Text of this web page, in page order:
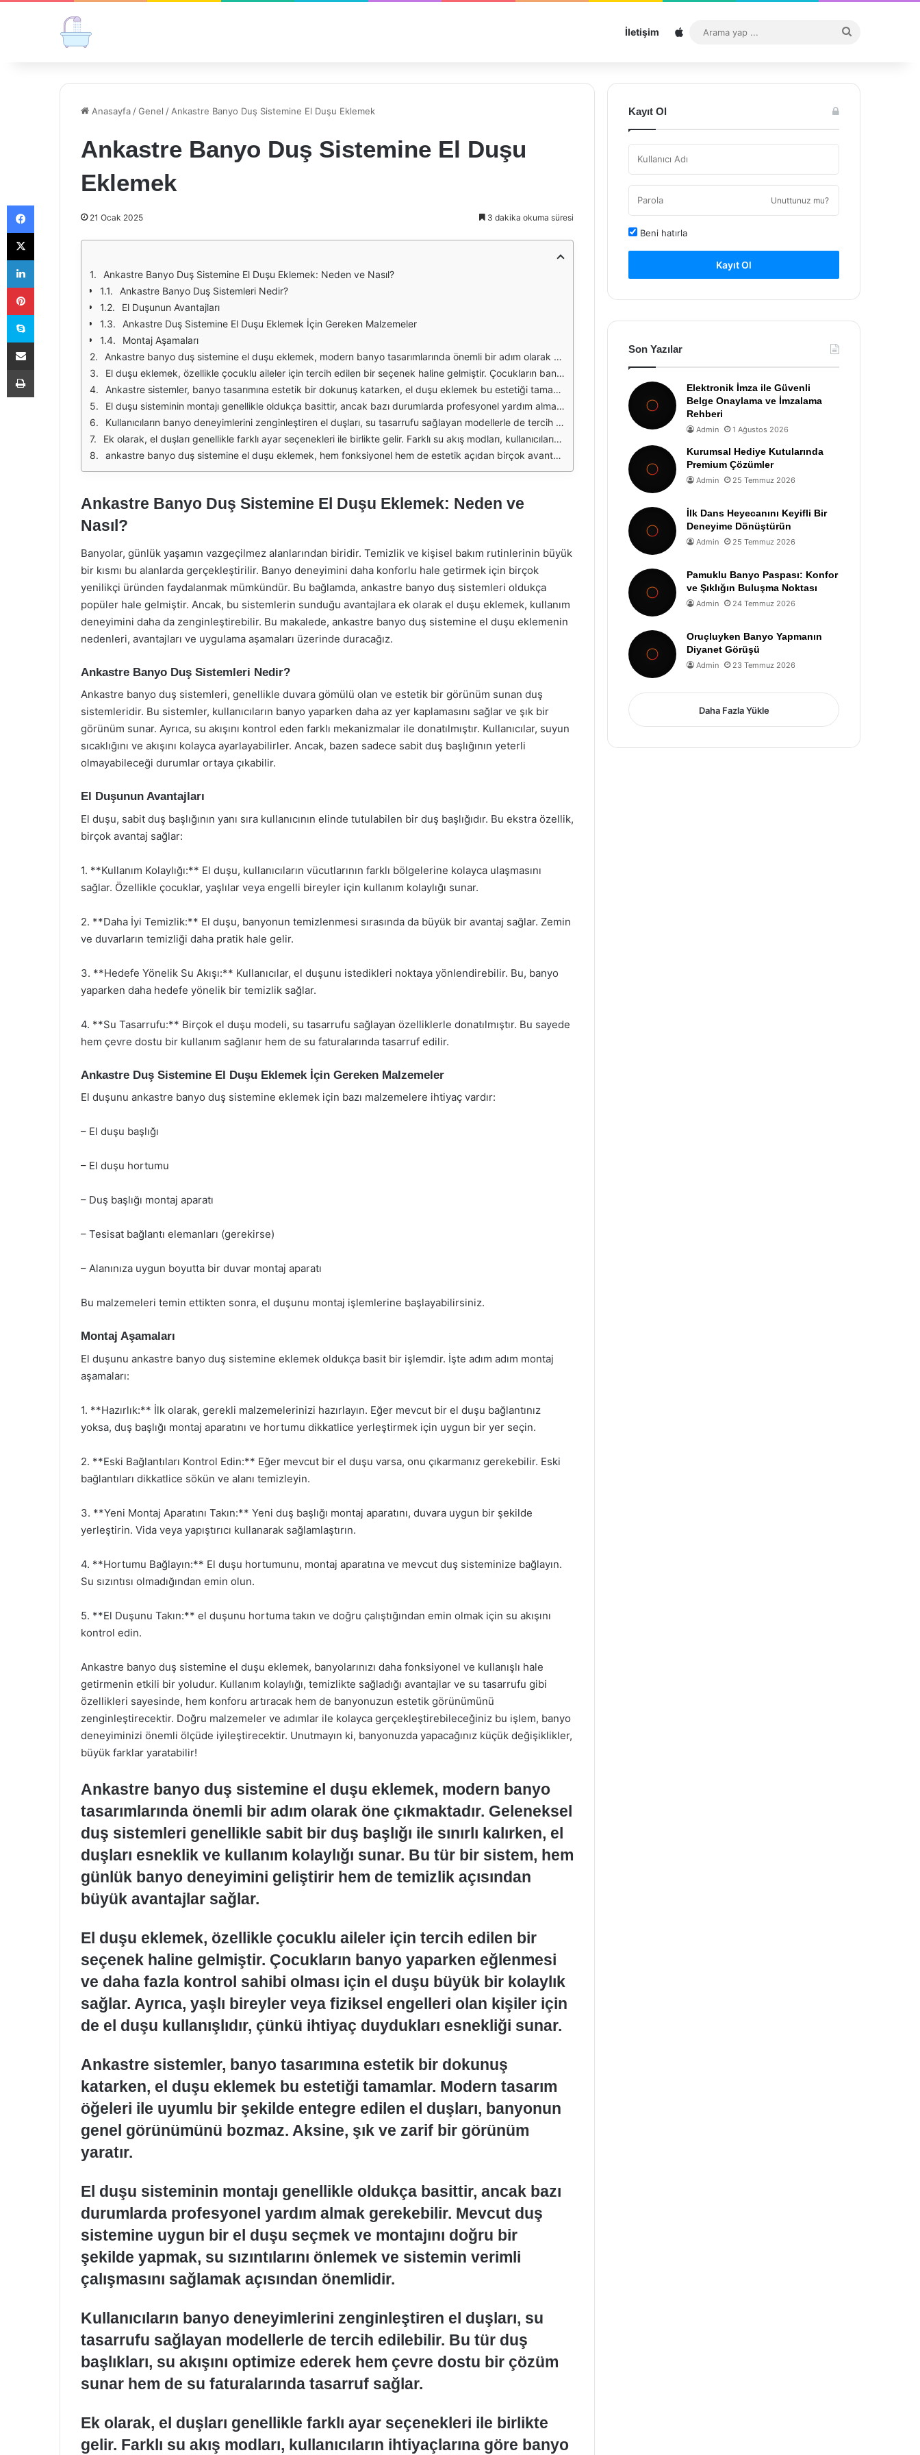
İletişim Sitemap
...
Anasayfa /Genel / Ankastre Banyo Duş Sistemine El Duşu Eklemek
Ankastre Banyo Duş Sistemine El Duşu
Eklemek
21 Ocak 2025 3 dakika okuma süresi
Ankastre Banyo Duş Sistemine El Duşu Eklemek: Neden ve Nasıl?
Ankastre Banyo Duş Sistemleri Nedir?
El Duşunun Avantajları
Ankastre Duş Sistemine El Duşu Eklemek İçin Gereken Malzemeler
Montaj Aşamaları
Ankastre banyo duş sistemine el duşu eklemek, modern banyo tasarımlarında önemli bir adım olarak öne çıkmaktadır. Geleneksel duş sistemleri genellikle sabit bir duş başlığı ile sınırlı kalırken, el duşları esneklik ve kullanım kolaylığı sunar. Bu tür bir sistem, hem günlük banyo deneyimini geliştirir hem de temizlik açısından büyük avantajlar sağlar.
El duşu eklemek, özellikle çocuklu aileler için tercih edilen bir seçenek haline gelmiştir. Çocukların banyo yaparken eğlenmesi ve daha fazla kontrol sahibi olması için el duşu büyük bir kolaylık sağlar. Ayrıca, yaşlı bireyler veya fiziksel engelleri olan kişiler için de el duşu kullanışlıdır, çünkü ihtiyaç duydukları esnekliği sunar.
Ankastre sistemler, banyo tasarımına estetik bir dokunuş katarken, el duşu eklemek bu estetiği tamamlar. Modern tasarım öğeleri ile uyumlu bir şekilde entegre edilen el duşları, banyonun genel görünümünü bozmaz. Aksine, şık ve zarif bir görünüm yaratır.
El duşu sisteminin montajı genellikle oldukça basittir, ancak bazı durumlarda profesyonel yardım almak gerekebilir. Mevcut duş sistemine uygun bir el duşu seçmek ve montajını doğru bir şekilde yapmak, su sızıntılarını önlemek ve sistemin verimli çalışmasını sağlamak açısından önemlidir.
Kullanıcıların banyo deneyimlerini zenginleştiren el duşları, su tasarrufu sağlayan modellerle de tercih edilebilir. Bu tür duş başlıkları, su akışını optimize ederek hem çevre dostu bir çözüm sunar hem de su faturalarında tasarruf sağlar.
Ek olarak, el duşları genellikle farklı ayar seçenekleri ile birlikte gelir. Farklı su akış modları, kullanıcıların ihtiyaçlarına göre banyo yapma deneyimlerini kişiselleştirmelerine olanak tanır. Bu, banyo sırasında rahatlama ve yenilenme hissini artırır.
ankastre banyo duş sistemine el duşu eklemek, hem fonksiyonel hem de estetik açıdan birçok avantaj sunar. Kullanım kolaylığı, esneklik ve tasarruf gibi özellikleri ile banyo deneyimini geliştiren bu sistem, modern banyoların vazgeçilmez bir parçası haline gelmiştir.
Ankastre Banyo Duş Sistemine El Duşu Eklemek: Neden ve
Nasıl?
Banyolar, günlük yaşamın vazgeçilmez alanlarından biridir. Temizlik ve kişisel bakım rutinlerinin büyük
bir kısmı bu alanlarda gerçekleştirilir. Banyo deneyimini daha konforlu hale getirmek için birçok
yenilikçi üründen faydalanmak mümkündür. Bu bağlamda, ankastre banyo duş sistemleri oldukça
popüler hale gelmiştir. Ancak, bu sistemlerin sunduğu avantajlara ek olarak el duşu eklemek, kullanım
deneyimini daha da zenginleştirebilir. Bu makalede, ankastre banyo duş sistemine el duşu eklemenin
nedenleri, avantajları ve uygulama aşamaları üzerinde duracağız.
Ankastre Banyo Duş Sistemleri Nedir?
Ankastre banyo duş sistemleri, genellikle duvara gömülü olan ve estetik bir görünüm sunan duş
sistemleridir. Bu sistemler, kullanıcıların banyo yaparken daha az yer kaplamasını sağlar ve şık bir
görünüm sunar. Ayrıca, su akışını kontrol eden farklı mekanizmalar ile donatılmıştır. Kullanıcılar, suyun
sıcaklığını ve akışını kolayca ayarlayabilirler. Ancak, bazen sadece sabit duş başlığının yeterli
olmayabileceği durumlar ortaya çıkabilir.
El Duşunun Avantajları
El duşu, sabit duş başlığının yanı sıra kullanıcının elinde tutulabilen bir duş başlığıdır. Bu ekstra özellik,
birçok avantaj sağlar:
1. **Kullanım Kolaylığı:** El duşu, kullanıcıların vücutlarının farklı bölgelerine kolayca ulaşmasını
sağlar. Özellikle çocuklar, yaşlılar veya engelli bireyler için kullanım kolaylığı sunar.
2. **Daha İyi Temizlik:** El duşu, banyonun temizlenmesi sırasında da büyük bir avantaj sağlar. Zemin
ve duvarların temizliği daha pratik hale gelir.
3. **Hedefe Yönelik Su Akışı:** Kullanıcılar, el duşunu istedikleri noktaya yönlendirebilir. Bu, banyo
yaparken daha hedefe yönelik bir temizlik sağlar.
4. **Su Tasarrufu:** Birçok el duşu modeli, su tasarrufu sağlayan özelliklerle donatılmıştır. Bu sayede
hem çevre dostu bir kullanım sağlanır hem de su faturalarında tasarruf edilir.
Ankastre Duş Sistemine El Duşu Eklemek İçin Gereken Malzemeler
El duşunu ankastre banyo duş sistemine eklemek için bazı malzemelere ihtiyaç vardır:
– El duşu başlığı
– El duşu hortumu
– Duş başlığı montaj aparatı
– Tesisat bağlantı elemanları (gerekirse)
– Alanınıza uygun boyutta bir duvar montaj aparatı
Bu malzemeleri temin ettikten sonra, el duşunu montaj işlemlerine başlayabilirsiniz.
Montaj Aşamaları
El duşunu ankastre banyo duş sistemine eklemek oldukça basit bir işlemdir. İşte adım adım montaj
aşamaları:
1. **Hazırlık:** İlk olarak, gerekli malzemelerinizi hazırlayın. Eğer mevcut bir el duşu bağlantınız
yoksa, duş başlığı montaj aparatını ve hortumu dikkatlice yerleştirmek için uygun bir yer seçin.
2. **Eski Bağlantıları Kontrol Edin:** Eğer mevcut bir el duşu varsa, onu çıkarmanız gerekebilir. Eski
bağlantıları dikkatlice sökün ve alanı temizleyin.
3. **Yeni Montaj Aparatını Takın:** Yeni duş başlığı montaj aparatını, duvara uygun bir şekilde
yerleştirin. Vida veya yapıştırıcı kullanarak sağlamlaştırın.
4. **Hortumu Bağlayın:** El duşu hortumunu, montaj aparatına ve mevcut duş sisteminize bağlayın.
Su sızıntısı olmadığından emin olun.
5. **El Duşunu Takın:** el duşunu hortuma takın ve doğru çalıştığından emin olmak için su akışını
kontrol edin.
Ankastre banyo duş sistemine el duşu eklemek, banyolarınızı daha fonksiyonel ve kullanışlı hale
getirmenin etkili bir yoludur. Kullanım kolaylığı, temizlikte sağladığı avantajlar ve su tasarrufu gibi
özellikleri sayesinde, hem konforu artıracak hem de banyonuzun estetik görünümünü
zenginleştirecektir. Doğru malzemeler ve adımlar ile kolayca gerçekleştirebileceğiniz bu işlem, banyo
deneyiminizi önemli ölçüde iyileştirecektir. Unutmayın ki, banyonuzda yapacağınız küçük değişiklikler,
büyük farklar yaratabilir!
Ankastre banyo duş sistemine el duşu eklemek, modern banyo
tasarımlarında önemli bir adım olarak öne çıkmaktadır. Geleneksel
duş sistemleri genellikle sabit bir duş başlığı ile sınırlı kalırken, el
duşları esneklik ve kullanım kolaylığı sunar. Bu tür bir sistem, hem
günlük banyo deneyimini geliştirir hem de temizlik açısından
büyük avantajlar sağlar.
El duşu eklemek, özellikle çocuklu aileler için tercih edilen bir
seçenek haline gelmiştir. Çocukların banyo yaparken eğlenmesi
ve daha fazla kontrol sahibi olması için el duşu büyük bir kolaylık
sağlar. Ayrıca, yaşlı bireyler veya fiziksel engelleri olan kişiler için
de el duşu kullanışlıdır, çünkü ihtiyaç duydukları esnekliği sunar.
Ankastre sistemler, banyo tasarımına estetik bir dokunuş
katarken, el duşu eklemek bu estetiği tamamlar. Modern tasarım
öğeleri ile uyumlu bir şekilde entegre edilen el duşları, banyonun
genel görünümünü bozmaz. Aksine, şık ve zarif bir görünüm
yaratır.
El duşu sisteminin montajı genellikle oldukça basittir, ancak bazı
durumlarda profesyonel yardım almak gerekebilir. Mevcut duş
sistemine uygun bir el duşu seçmek ve montajını doğru bir
şekilde yapmak, su sızıntılarını önlemek ve sistemin verimli
çalışmasını sağlamak açısından önemlidir.
Kullanıcıların banyo deneyimlerini zenginleştiren el duşları, su
tasarrufu sağlayan modellerle de tercih edilebilir. Bu tür duş
başlıkları, su akışını optimize ederek hem çevre dostu bir çözüm
sunar hem de su faturalarında tasarruf sağlar.
Ek olarak, el duşları genellikle farklı ayar seçenekleri ile birlikte
gelir. Farklı su akış modları, kullanıcıların ihtiyaçlarına göre banyo
Kayıt Ol
Unuttunuz mu?
Beni hatırla
Kayıt Ol
Son Yazılar
Elektronik İmza ile Güvenli
Belge Onaylama ve İmzalama
Rehberi
Admin 1 Ağustos 2026
Kurumsal Hediye Kutularında
Premium Çözümler
Admin 25 Temmuz 2026
İlk Dans Heyecanını Keyifli Bir
Deneyime Dönüştürün
Admin 25 Temmuz 2026
Pamuklu Banyo Paspası: Konfor
ve Şıklığın Buluşma Noktası
Admin 24 Temmuz 2026
Oruçluyken Banyo Yapmanın
Diyanet Görüşü
Admin 23 Temmuz 2026
Daha Fazla Yükle
Facebook
X
LinkedIn
Pinterest
Skype
E-Posta ile paylaş